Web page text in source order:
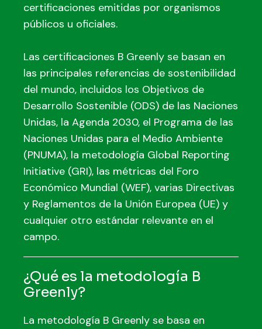
certificaciones emitidas por organismos
públicos u oficiales.
Las certificaciones B Greenly se basan en
las principales referencias de sostenibilidad
del mundo, incluidos los Objetivos de
Desarrollo Sostenible (ODS) de las Naciones
Unidas, la Agenda 2030, el Programa de las
Naciones Unidas para el Medio Ambiente
(PNUMA), la metodología Global Reporting
Initiative (GRI), las métricas del Foro
Económico Mundial (WEF), varias Directivas
y Reglamentos de la Unión Europea (UE) y
cualquier otro estándar relevante en el
campo.
¿Qué es la metodología B
Greenly?
La metodología B Greenly se basa en